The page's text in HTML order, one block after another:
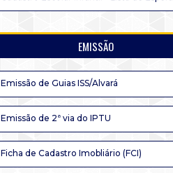
EMISSÃO
Emissão de Guias ISS/Alvará
Emissão de 2ª via do IPTU
Ficha de Cadastro Imobliário (FCI)